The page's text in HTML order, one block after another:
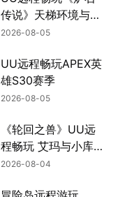
传说》天梯环境与战
棋新机制
2026-08-05
UU远程畅玩APEX英
雄S30赛季
2026-08-05
《轮回之兽》UU远
程畅玩 艾玛与小库的
冒险不中断
2026-08-04